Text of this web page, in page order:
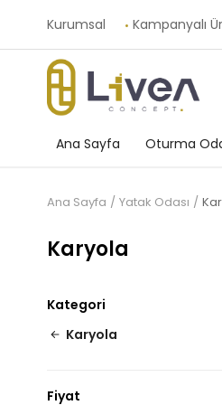
Kurumsal Kampanyalı
Ana Sayfa Oturma
Ana Sayfa Yatak Odası
Karyola
Kategori
Karyola
Fiyat